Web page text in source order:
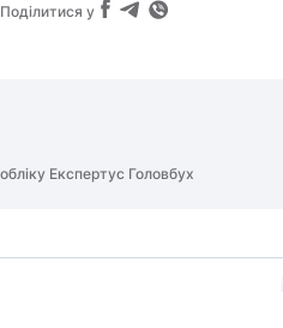
Поділитися у
Експертус Головбух